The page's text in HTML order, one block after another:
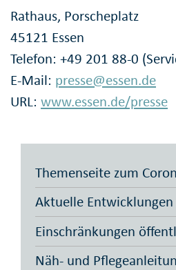
Rathaus, Porscheplatz
45121 Essen
Telefon: +49 201 88-0
E-Mail: presse@essen.de
URL: www.essen.de/presse
Themenseite zum
Aktuelle Entwicklungen
Einschränkungen
Näh- und